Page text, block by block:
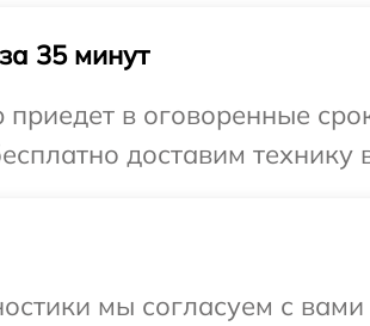
35 минут
в оговоренные
доставим технику
мы согласуем с